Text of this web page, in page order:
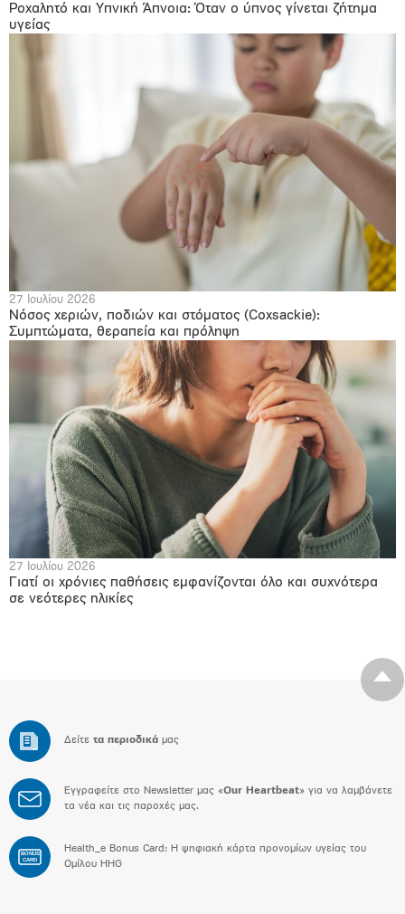
Ροχαλητό και Υπνική Άπνοια: Όταν ο ύπνος γίνεται ζήτημα
υγείας
27 Ιουλίου 2026
Νόσος χεριών, ποδιών και στόματος (Coxsackie):
Συμπτώματα, θεραπεία και πρόληψη
27 Ιουλίου 2026
Γιατί οι χρόνιες παθήσεις εμφανίζονται όλο και συχνότερα
σε νεότερες ηλικίες
Δείτε τα περιοδικά μας
Εγγραφείτε στο Newsletter μας «Our Heartbeat» για να λαμβάνετε
τα νέα και τις παροχές μας.
BONUS
CARD
Health_e Bonus Card: H ψηφιακή κάρτα προνομίων υγείας του
Ομίλου HHG